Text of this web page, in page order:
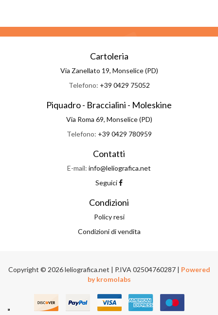
Cartoleria
Via Zanellato 19, Monselice (PD)
Telefono: +39 0429 75052
Piquadro - Braccialini - Moleskine
Via Roma 69, Monselice (PD)
Telefono: +39 0429 780959
Contatti
E-mail: info@leliografica.net
Seguici
Condizioni
Policy resi
Condizioni di vendita
Copyright © 2026 leliografica.net | P.IVA 02504760287 | Powered
by kromolabs